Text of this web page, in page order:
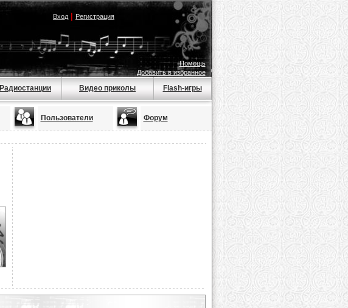
Вход| Регистрация
Помощь
Добавить в избранное
Радиостанции Видео приколы Flash-игры
Пользователи Форум